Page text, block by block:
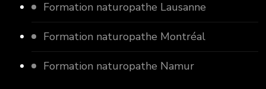
Formation naturopathe Lausanne
Formation naturopathe Montréal
Formation naturopathe Namur